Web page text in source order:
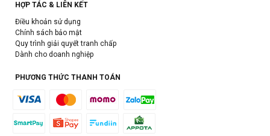
HỢP TÁC & LIÊN KẾT
Điều khoản sử dụng
Chính sách bảo mật
Quy trình giải quyết tranh chấp
Dành cho doanh nghiệp
PHƯƠNG THỨC THANH TOÁN